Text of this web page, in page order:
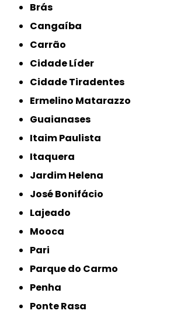
Brás
Cangaíba
Carrão
Cidade Líder
Cidade Tiradentes
Ermelino Matarazzo
Guaianases
Itaim Paulista
Itaquera
Jardim Helena
José Bonifácio
Lajeado
Mooca
Pari
Parque do Carmo
Penha
Ponte Rasa